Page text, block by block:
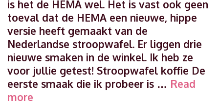
is het de HEMA wel. Het is vast ook geen
toeval dat de HEMA een nieuwe, hippe
versie heeft gemaakt van de
Nederlandse stroopwafel. Er liggen drie
nieuwe smaken in de winkel. Ik heb ze
voor jullie getest! Stroopwafel koffie De
eerste smaak die ik probeer is … Read
more